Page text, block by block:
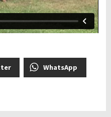
WhatsApp